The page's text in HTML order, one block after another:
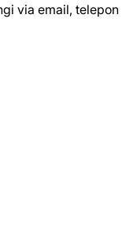
via email, telepon